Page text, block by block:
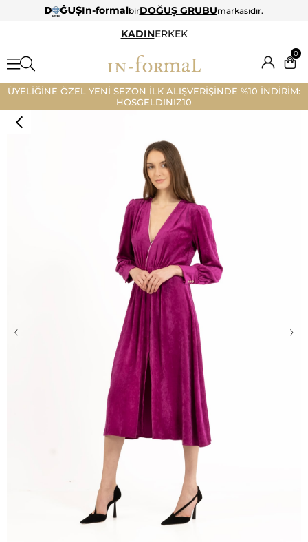
In-formalbirDOĞUŞ GRUBUmarkasıdır.
KADINERKEK
0
ÜYELİĞİNE ÖZEL YENİ SEZON İLK ALIŞVERİŞİNDE %10 İNDİRİM:
HOSGELDINIZ10
‹ ›